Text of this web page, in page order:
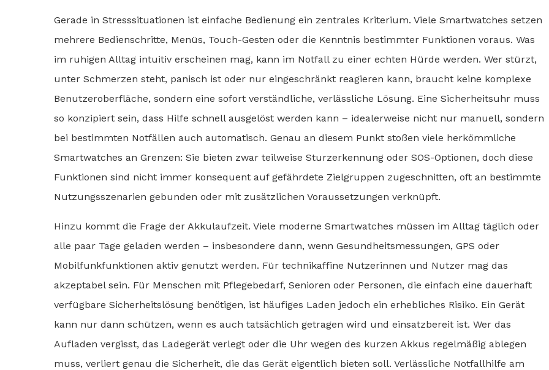
Gerade in Stresssituationen ist einfache Bedienung ein zentrales Kriterium. Viele Smartwatches setzen
mehrere Bedienschritte, Menüs, Touch-Gesten oder die Kenntnis bestimmter Funktionen voraus. Was
im ruhigen Alltag intuitiv erscheinen mag, kann im Notfall zu einer echten Hürde werden. Wer stürzt,
unter Schmerzen steht, panisch ist oder nur eingeschränkt reagieren kann, braucht keine komplexe
Benutzeroberfläche, sondern eine sofort verständliche, verlässliche Lösung. Eine Sicherheitsuhr muss
so konzipiert sein, dass Hilfe schnell ausgelöst werden kann – idealerweise nicht nur manuell, sondern
bei bestimmten Notfällen auch automatisch. Genau an diesem Punkt stoßen viele herkömmliche
Smartwatches an Grenzen: Sie bieten zwar teilweise Sturzerkennung oder SOS-Optionen, doch diese
Funktionen sind nicht immer konsequent auf gefährdete Zielgruppen zugeschnitten, oft an bestimmte
Nutzungsszenarien gebunden oder mit zusätzlichen Voraussetzungen verknüpft.
Hinzu kommt die Frage der Akkulaufzeit. Viele moderne Smartwatches müssen im Alltag täglich oder
alle paar Tage geladen werden – insbesondere dann, wenn Gesundheitsmessungen, GPS oder
Mobilfunkfunktionen aktiv genutzt werden. Für technikaffine Nutzerinnen und Nutzer mag das
akzeptabel sein. Für Menschen mit Pflegebedarf, Senioren oder Personen, die einfach eine dauerhaft
verfügbare Sicherheitslösung benötigen, ist häufiges Laden jedoch ein erhebliches Risiko. Ein Gerät
kann nur dann schützen, wenn es auch tatsächlich getragen wird und einsatzbereit ist. Wer das
Aufladen vergisst, das Ladegerät verlegt oder die Uhr wegen des kurzen Akkus regelmäßig ablegen
muss, verliert genau die Sicherheit, die das Gerät eigentlich bieten soll. Verlässliche Notfallhilfe am